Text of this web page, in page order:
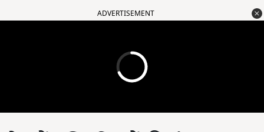
ADVERTISEMENT